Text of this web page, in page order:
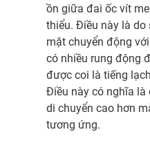
ồn giữa đai ốc vít
thiểu. Điều này là do
mặt chuyển động
có nhiều rung động
được coi là tiếng
Điều này có nghĩa
di chuyển cao hơn
tương ứng.